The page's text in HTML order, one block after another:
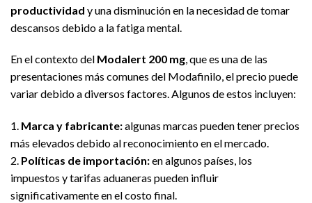
productividad y una disminución en la necesidad de tomar
descansos debido a la fatiga mental.
En el contexto del Modalert 200 mg, que es una de las
presentaciones más comunes del Modafinilo, el precio puede
variar debido a diversos factores. Algunos de estos incluyen:
1. Marca y fabricante:algunas marcas pueden tener precios
más elevados debido al reconocimiento en el mercado.
2. Políticas de importación:en algunos países, los
impuestos y tarifas aduaneras pueden influir
significativamente en el costo final.